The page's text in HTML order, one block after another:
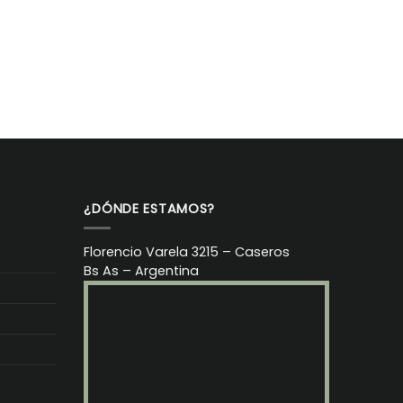
¿DÓNDE ESTAMOS?
Florencio Varela 3215 – Caseros
Bs As – Argentina